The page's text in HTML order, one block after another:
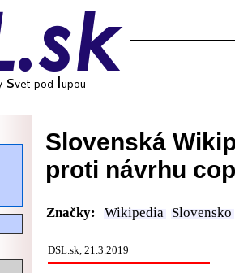
Slovenská
proti návrhu
Značky: Wikipedia Slovensko
DSL.sk, 21.3.2019